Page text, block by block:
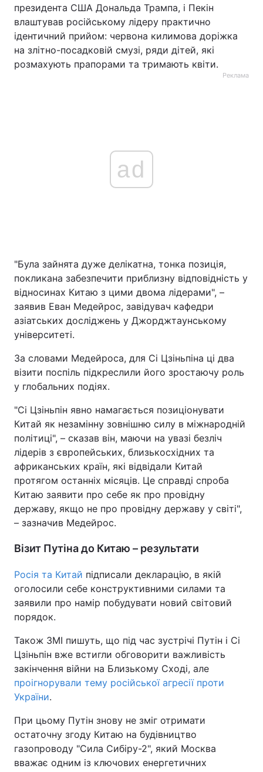
президента США Дональда Трампа, і Пекін
влаштував російському лідеру практично
ідентичний прийом: червона килимова доріжка
на злітно-посадковій смузі, ряди дітей, які
розмахують прапорами та тримають квіти.
Реклама
ad
"Була зайнята дуже делікатна, тонка позиція,
покликана забезпечити приблизну відповідність у
відносинах Китаю з цими двома лідерами", –
заявив Еван Медейрос, завідувач кафедри
азіатських досліджень у Джорджтаунському
університеті.
За словами Медейроса, для Сі Цзіньпіна ці два
візити поспіль підкреслили його зростаючу роль
у глобальних подіях.
"Сі Цзіньпін явно намагається позиціонувати
Китай як незамінну зовнішню силу в міжнародній
політиці", – сказав він, маючи на увазі безліч
лідерів з європейських, близькосхідних та
африканських країн, які відвідали Китай
протягом останніх місяців. Це справді спроба
Китаю заявити про себе як про провідну
державу, якщо не про провідну державу у світі",
– зазначив Медейрос.
Візит Путіна до Китаю – результати
Росія та Китай підписали декларацію, в якій
оголосили себе конструктивними силами та
заявили про намір побудувати новий світовий
порядок.
Також ЗМІ пишуть, що під час зустрічі Путін і Сі
Цзіньпін вже встигли обговорити важливість
закінчення війни на Близькому Сході, але
проігнорували тему російської агресії проти
України.
При цьому Путін знову не зміг отримати
остаточну згоду Китаю на будівництво
газопроводу "Сила Сибіру-2", який Москва
вважає одним із ключових енергетичних